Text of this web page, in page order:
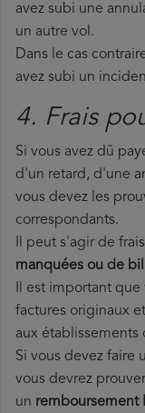
avez subi une
un autre vol.
Dans le cas
avez subi un
4. Frais
Si vous avez dû
d'un retard, d'une
vous devez les
correspondants.
Il peut s'agir de
manquées ou de
Il est important que
factures originaux
aux établissements
Si vous devez faire
vous devrez
un remboursement